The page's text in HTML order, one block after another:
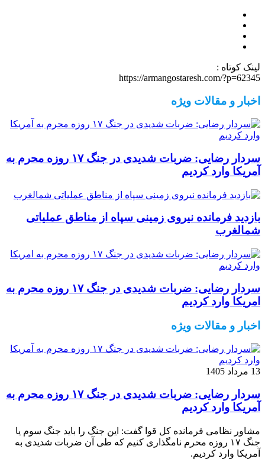
لینک کوتاه :
https://armangostaresh.com/?p=62345
اخبار و مقالات ویژه
سردار رضایی: ضربات شدیدی در جنگ ۱۷ روزه محرم به
آمریکا وارد کردیم
بازدید فرمانده نیروی زمینی سپاه از مناطق عملیاتی
شمالغرب
سردار رضایی: ضربات شدیدی در جنگ ۱۷ روزه محرم به
امریکا وارد کردیم
اخبار و مقالات ویژه
13 مرداد 1405
سردار رضایی: ضربات شدیدی در جنگ ۱۷ روزه محرم به
آمریکا وارد کردیم
مشاور نظامی فرمانده کل قوا گفت: این جنگ را باید جنگ سوم یا
جنگ ۱۷ روزه محرم نامگذاری کنیم که طی آن ضربات شدیدی به
آمریکا وارد کردیم.